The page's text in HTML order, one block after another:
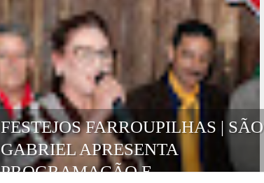
FESTEJOS FARROUPILHAS | SÃO
GABRIEL APRESENTA
PROGRAMAÇÃO E